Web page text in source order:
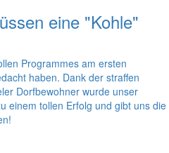
eine "Kohle"
Programmes am ersten
haben. Dank der straffen
Dorfbewohner wurde unser
einem tollen Erfolg und gibt uns die